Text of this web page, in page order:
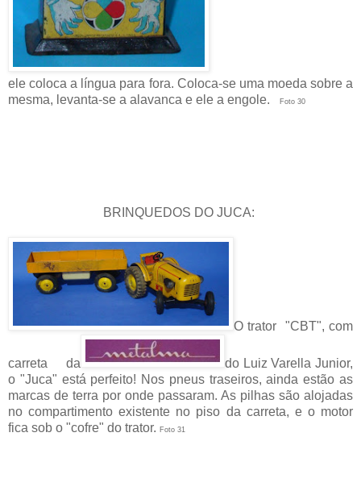
ele coloca a língua para fora. Coloca-se uma moeda sobre a
mesma, levanta-se a alavanca e ele a engole.
Foto 30
BRINQUEDOS DO JUCA:
O trator "CBT", com
carreta da
do Luiz Varella Junior,
o "Juca" está perfeito! Nos pneus traseiros, ainda estão as
marcas de terra por onde passaram. As pilhas são alojadas
no compartimento existente no piso da carreta, e o motor
fica sob o "cofre" do trator. Foto 31